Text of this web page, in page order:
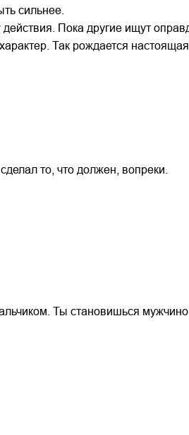
сильнее.
Пока другие ищут
Так рождается
то, что должен, вопреки.
Ты становишься